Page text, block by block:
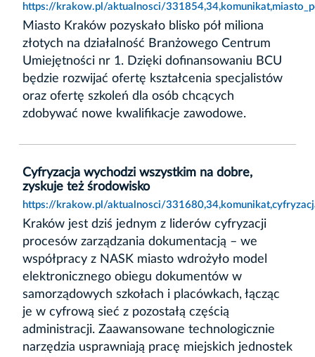
https://krakow.pl/aktualnosci/
Miasto Kraków pozyskało blisko pół miliona
złotych na działalność Branżowego Centrum
Umiejętności nr 1. Dzięki dofinansowaniu BCU
będzie rozwijać ofertę kształcenia specjalistów
oraz ofertę szkoleń dla osób chcących
zdobywać nowe kwalifikacje zawodowe.
Cyfryzacja wychodzi wszystkim na dobre,
zyskuje też środowisko
https://krakow.pl/aktualnosci/
Kraków jest dziś jednym z liderów cyfryzacji
procesów zarządzania dokumentacją – we
współpracy z NASK miasto wdrożyło model
elektronicznego obiegu dokumentów w
samorządowych szkołach i placówkach, łącząc
je w cyfrową sieć z pozostałą częścią
administracji. Zaawansowane technologicznie
narzędzia usprawniają pracę miejskich jednostek